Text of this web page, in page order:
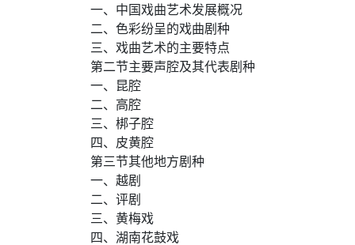
一、中国戏曲艺术发展概况
二、色彩纷呈的戏曲剧种
三、戏曲艺术的主要特点
第二节主要声腔及其代表剧种
一、昆腔
二、高腔
三、梆子腔
四、皮黄腔
第三节其他地方剧种
一、越剧
二、评剧
三、黄梅戏
四、湖南花鼓戏